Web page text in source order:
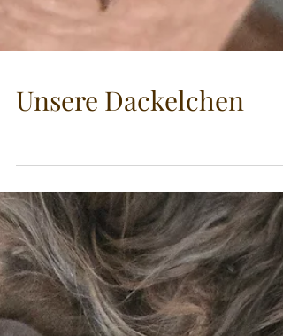
Unsere Dackelchen